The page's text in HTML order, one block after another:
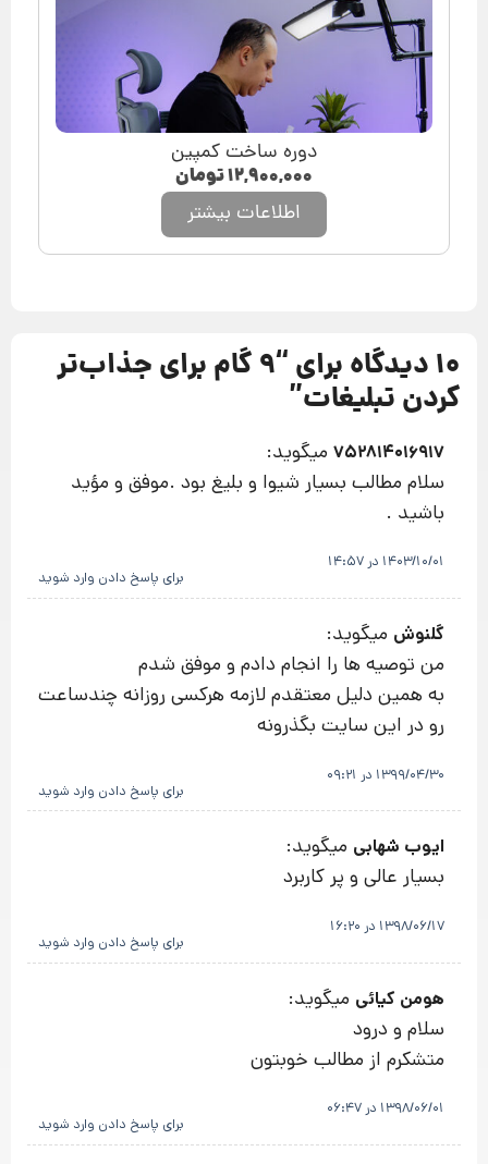
دوره ساخت کمپین
۱۲,۹۰۰,۰۰۰تومان
اطلاعات بیشتر
10 دیدگاه برای “ 9 گام برای جذاب‌تر
کردن تبلیغات”
752814016917 میگوید:
سلام مطالب بسیار شیوا و بلیغ بود .موفق و مؤید
باشید .
1403/10/01 در 14:57
برای پاسخ دادن وارد شوید
گلنوش میگوید:
من توصیه ها را انجام دادم و موفق شدم
به همین دلیل معتقدم لازمه هرکسی روزانه چندساعت
رو در این سایت بگذرونه
1399/04/30 در 09:21
برای پاسخ دادن وارد شوید
ایوب شهابی میگوید:
بسیار عالی و پر کاربرد
1398/06/17 در 16:20
برای پاسخ دادن وارد شوید
هومن کیائی میگوید:
سلام و درود
متشکرم از مطالب خوبتون
1398/06/01 در 06:47
برای پاسخ دادن وارد شوید